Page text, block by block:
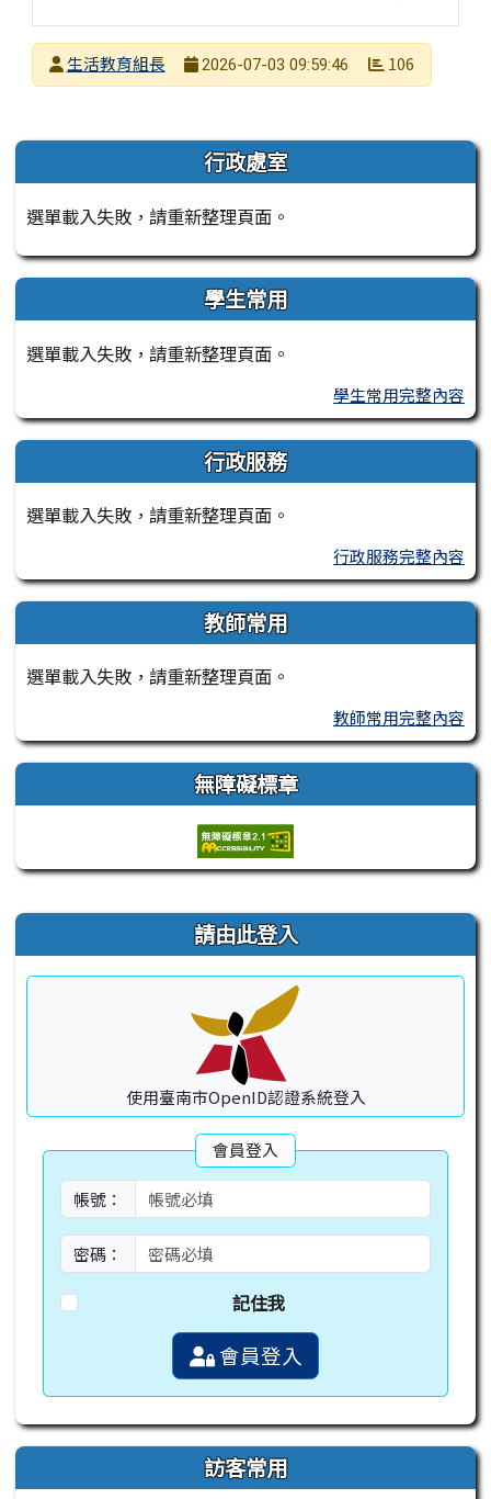
發布者
生活教育組長
2026-07-03 09:59:46 106
左邊區域內容 行政處室
選單載入失敗，請重新整理頁面。
學生常用
選單載入失敗，請重新整理頁面。
學生常用完整內容
行政服務
選單載入失敗，請重新整理頁面。
行政服務完整內容
教師常用
選單載入失敗，請重新整理頁面。
教師常用完整內容
無障礙標章
右邊區域內容 請由此登入
使用臺南市OpenID認證系統登入
會員登入
帳號：
密碼：
記住我
會員登入
訪客常用